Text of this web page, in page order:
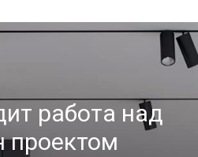
работа над
проектом